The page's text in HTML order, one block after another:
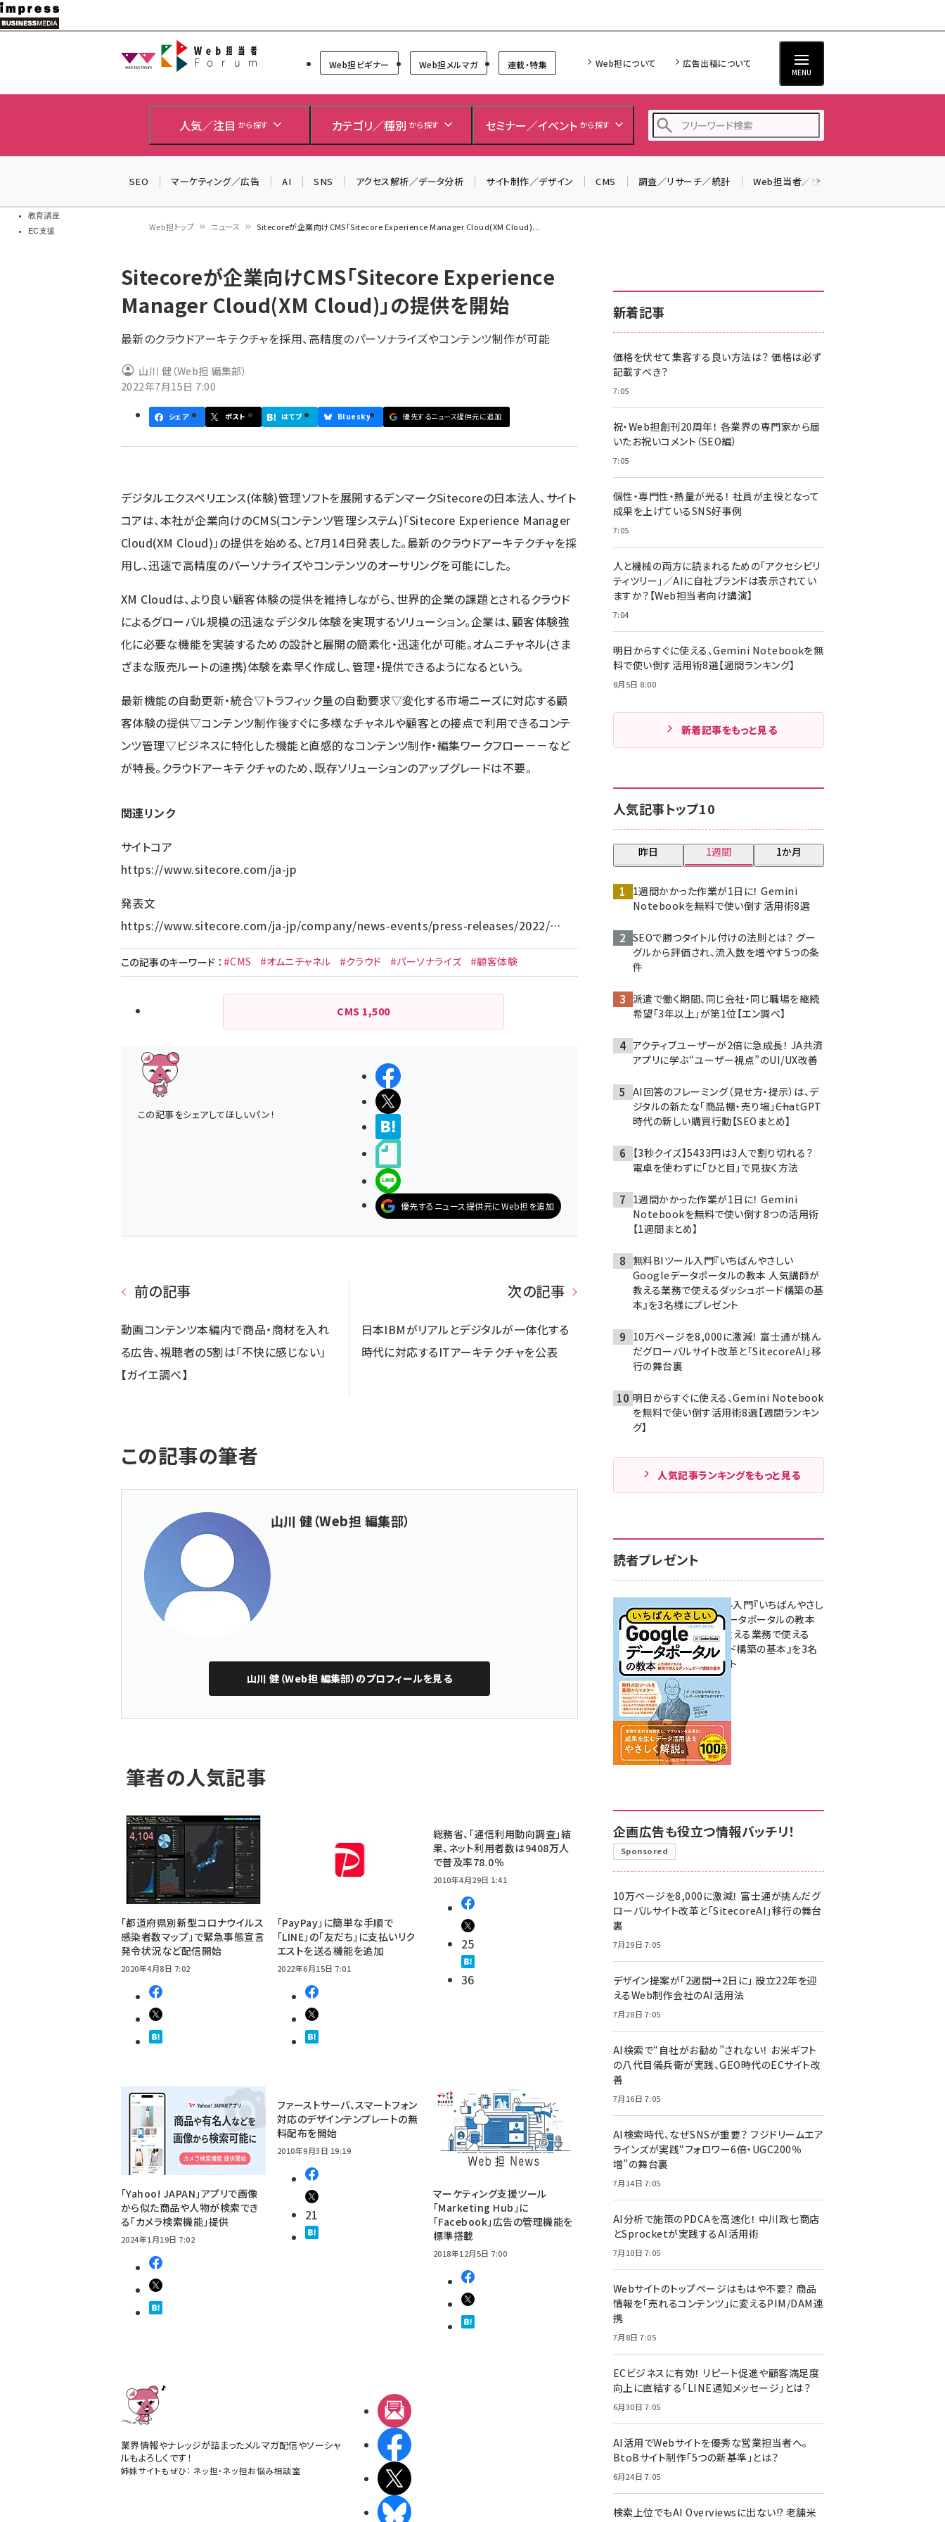
メ
イ
教育講座
EC支援
Web担当者Forum
Web担ビギナー Web担メルマガ 連載・特集 Web担について 広告出稿について
MENU
人気／注目 から探す カテゴリ／種別 から探す セミナー／イベント から探す
z世代 (1620)
meo (1274)
SEO マーケティング／広告 AI SNS アクセス解析／データ分析 サイト制作／デザイン CMS 調査／リサーチ／統計 Web担当者／仕事
ン
く
ず
Web担トップ ニュース Sitecoreが企業向けCMS「Sitecore Experience Manager Cloud(XM Cloud)...
Sitecoreが企業向けCMS「Sitecore Experience
Manager Cloud(XM Cloud)」の提供を開始
最新のクラウドアーキテクチャを採用、高精度のパーソナライズやコンテンツ制作が可能
山川 健（Web担 編集部）
2022年7月15日 7:00
シェア ポスト はてブ Bluesky 優先するニュース提供元に追加
デジタルエクスペリエンス(体験)管理ソフトを展開するデンマークSitecoreの日本法人、サイト
コアは、本社が企業向けのCMS(コンテンツ管理システム)「Sitecore Experience Manager
Cloud(XM Cloud)」の提供を始める、と7月14日発表した。最新のクラウドアーキテクチャを採
用し、迅速で高精度のパーソナライズやコンテンツのオーサリングを可能にした。
XM Cloudは、より良い顧客体験の提供を維持しながら、世界的企業の課題とされるクラウド
によるグローバル規模の迅速なデジタル体験を実現するソリューション。企業は、顧客体験強
化に必要な機能を実装するための設計と展開の簡素化・迅速化が可能。オムニチャネル(さま
ざまな販売ルートの連携)体験を素早く作成し、管理・提供できるようになるという。
最新機能の自動更新・統合▽トラフィック量の自動要求▽変化する市場ニーズに対応する顧
客体験の提供▽コンテンツ制作後すぐに多様なチャネルや顧客との接点で利用できるコンテ
ンツ管理▽ビジネスに特化した機能と直感的なコンテンツ制作・編集ワークフロー－－など
が特長。クラウドアーキテクチャのため、既存ソリューションのアップグレードは不要。
関連リンク
サイトコア
https://www.sitecore.com/ja-jp
発表文
https://www.sitecore.com/ja-jp/company/news-events/press-releases/2022/…
この記事のキーワード ： #CMS #オムニチャネル #クラウド #パーソナライズ #顧客体験
CMS 1,500
この記事をシェアしてほしいパン！
シェアする
ポストする
LINEで送る
優先するニュース提供元にWeb担を追加
前の記事
動画コンテンツ本編内で商品・商材を入れ
る広告、視聴者の5割は「不快に感じない」
【ガイエ調べ】
次の記事
日本IBMがリアルとデジタルが一体化する
時代に対応するITアーキテクチャを公表
この記事の筆者
山川 健（Web担 編集部）
山川 健（Web担 編集部） のプロフィールを見る
筆者の人気記事
「都道府県別新型コロナウイルス
感染者数マップ」で緊急事態宣言
発令状況など配信開始
2020年4月8日 7:02
「PayPay」に簡単な手順で
「LINE」の「友だち」に支払いリク
エストを送る機能を追加
2022年6月15日 7:01
総務省、「通信利用動向調査」結
果、ネット利用者数は9408万人
で普及率78.0％
2010年4月29日 1:41
25
36
「Yahoo! JAPAN」アプリで画像
から似た商品や人物が検索でき
る「カメラ検索機能」提供
2024年1月19日 7:02
ファーストサーバ、スマートフォン
対応のデザインテンプレートの無
料配布を開始
2010年9月3日 19:19
21
マーケティング支援ツール
「Marketing Hub」に
「Facebook」広告の管理機能を
標準搭載
2018年12月5日 7:00
業界情報やナレッジが詰まったメルマガ配信やソーシャ
ルもよろしくです！
姉妹サイトもぜひ： ネッ担・ネッ担お悩み相談室
新着記事
価格を伏せて集客する良い方法は？ 価格は必ず
記載すべき？
7:05
祝・Web担創刊20周年！ 各業界の専門家から届
いたお祝いコメント（SEO編）
7:05
個性・専門性・熱量が光る！ 社員が主役となって
成果を上げているSNS好事例
7:05
人と機械の両方に読まれるための「アクセシビリ
ティツリー」／AIに自社ブランドは表示されてい
ますか？【Web担当者向け講演】
7:04
明日からすぐに使える、Gemini Notebookを無
料で使い倒す活用術8選【週間ランキング】
8月5日 8:00
新着記事をもっと見る
人気記事トップ10
昨日 1週間 1か月
1週間かかった作業が1日に！ Gemini
Notebookを無料で使い倒す活用術8選
SEOで勝つタイトル付けの法則とは？ グー
グルから評価され、流入数を増やす5つの条
件
派遣で働く期間、同じ会社・同じ職場を継続
希望「3年以上」が第1位【エン調べ】
アクティブユーザーが2倍に急成長！ JA共済
アプリに学ぶ“ユーザー視点”のUI/UX改善
AI回答のフレーミング（見せ方・提示）は、デ
ジタルの新たな「商品棚・売り場」――ChatGPT
時代の新しい購買行動【SEOまとめ】
【3秒クイズ】5433円は3人で割り切れる？
電卓を使わずに「ひと目」で見抜く方法
1週間かかった作業が1日に！ Gemini
Notebookを無料で使い倒す8つの活用術
【1週間まとめ】
無料BIツール入門『いちばんやさしい
Googleデータポータルの教本 人気講師が
教える業務で使えるダッシュボード構築の基
本』を3名様にプレゼント
10万ページを8,000に激減！ 富士通が挑ん
だグローバルサイト改革と「SitecoreAI」移
行の舞台裏
明日からすぐに使える、Gemini Notebook
を無料で使い倒す活用術8選【週間ランキン
グ】
人気記事ランキングをもっと見る
読者プレゼント
無料BIツール入門『いちばんやさし
いGoogleデータポータルの教本
人気講師が教える業務で使える
ダッシュボード構築の基本』を3名
様にプレゼント
7月31日 10:00
企画広告も役立つ情報バッチリ！
Sponsored
10万ページを8,000に激減！ 富士通が挑んだグ
ローバルサイト改革と「SitecoreAI」移行の舞台
裏
7月29日 7:05
デザイン提案が「2週間→2日に」 設立22年を迎
えるWeb制作会社のAI活用法
7月28日 7:05
AI検索で“自社がお勧め”されない！ お米ギフト
の八代目儀兵衛が実践、GEO時代のECサイト改
善
7月16日 7:05
AI検索時代、なぜSNSが重要？ フジドリームエア
ラインズが実践“フォロワー6倍・UGC200％
増”の舞台裏
7月14日 7:05
AI分析で施策のPDCAを高速化！ 中川政七商店
とSprocketが実践するAI活用術
7月10日 7:05
Webサイトのトップページはもはや不要？ 商品
情報を「売れるコンテンツ」に変えるPIM/DAM連
携
7月8日 7:05
ECビジネスに有効！ リピート促進や顧客満足度
向上に直結する「LINE通知メッセージ」とは？
6月30日 7:05
AI活用でWebサイトを優秀な営業担当者へ。
BtoBサイト制作「5つの新基準」とは？
6月24日 7:05
検索上位でもAI Overviewsに出ない!? 老舗米
＼ 読者アンケートにご協力ください ／
▼アンケートページはこちらから▼